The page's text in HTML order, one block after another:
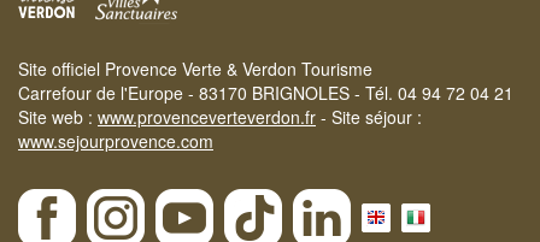
Site officiel Provence Verte & Verdon Tourisme
Carrefour de l'Europe - 83170 BRIGNOLES - Tél. 04 94 72 04 21
Site web : www.provenceverteverdon.fr - Site séjour :
www.sejourprovence.com